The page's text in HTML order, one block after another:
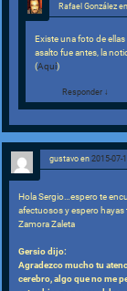
Rafael González
Existe una foto de
asalto fue antes, la
(Aquí)
Responder ↓
gustavo en2015-07-
Hola Sergio…espero te
afectuosos y espero
Zamora Zaleta
Gersio dijo:
Agradezco mucho tu
cerebro, algo que no me